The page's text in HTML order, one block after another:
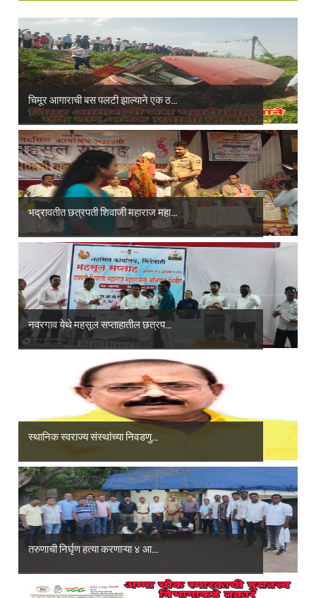
चिमूर आगाराची बस पलटी झाल्याने एक ठ...
भद्रावतीत छत्रपती शिवाजी महाराज महा...
नवरगाव येथे महसूल सप्ताहातील छत्रप...
स्थानिक स्वराज्य संस्थांच्या निवडणु...
तरुणाची निर्घृण हत्या करणाऱ्या ४ आ...